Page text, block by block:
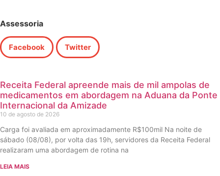
Assessoria
Facebook Twitter
Receita Federal apreende mais de mil ampolas de
medicamentos em abordagem na Aduana da Ponte
Internacional da Amizade
10 de agosto de 2026
Carga foi avaliada em aproximadamente R$100mil Na noite de
sábado (08/08), por volta das 19h, servidores da Receita Federal
realizaram uma abordagem de rotina na
LEIA MAIS